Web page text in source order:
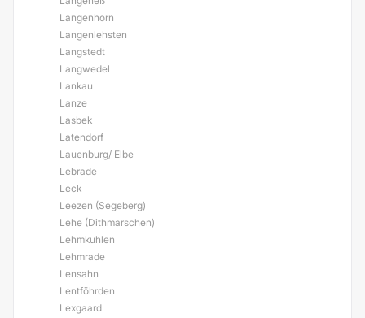
Langenhorn
Langenlehsten
Langstedt
Langwedel
Lankau
Lanze
Lasbek
Latendorf
Lauenburg/ Elbe
Lebrade
Leck
Leezen (Segeberg)
Lehe (Dithmarschen)
Lehmkuhlen
Lehmrade
Lensahn
Lentföhrden
Lexgaard